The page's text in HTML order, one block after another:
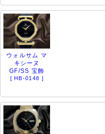
ウォルサム マ
キシーヌ
GF/SS 宝飾
[ HB-0148 ]